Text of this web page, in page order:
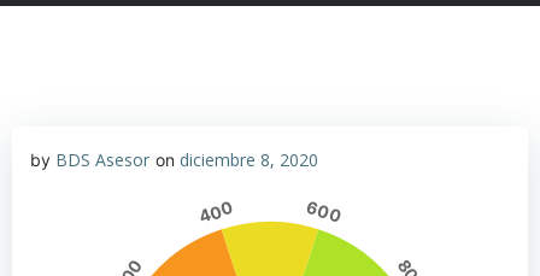
by BDS Asesor on diciembre 8, 2020
400 600